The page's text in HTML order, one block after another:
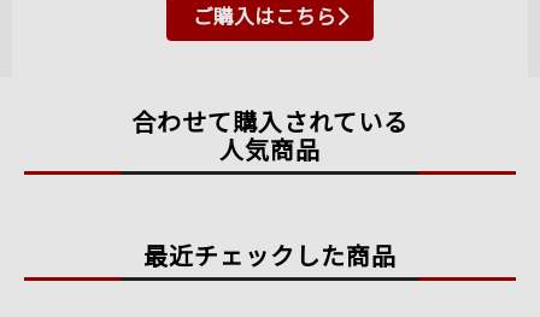
ご購入はこちら
合わせて購入されている
人気商品
最近チェックした商品